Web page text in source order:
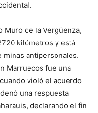
Muro de la Vergüenza,
kilómetros y está
minas antipersonales.
Marruecos fue una
violó el acuerdo
una respuesta
declarando el fin